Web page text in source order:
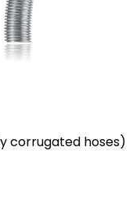
corrugated hoses)